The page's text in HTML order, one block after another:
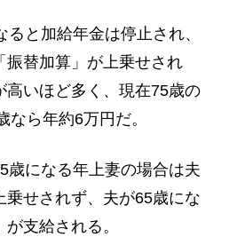
と加給年金は停止され、
振替加算」が上乗せされ
高いほど多く、現在75歳の
ら年約6万円だ。
になる年上妻の場合は夫
乗せされず、夫が65歳にな
支給される。